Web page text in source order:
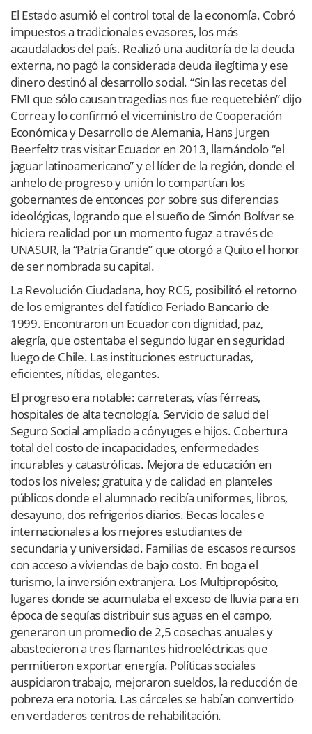
El Estado asumió el control total de la economía. Cobró
impuestos a tradicionales evasores, los más
acaudalados del país. Realizó una auditoría de la deuda
externa, no pagó la considerada deuda ilegítima y ese
dinero destinó al desarrollo social. “Sin las recetas del
FMI que sólo causan tragedias nos fue requetebién” dijo
Correa y lo confirmó el viceministro de Cooperación
Económica y Desarrollo de Alemania, Hans Jurgen
Beerfeltz tras visitar Ecuador en 2013, llamándolo “el
jaguar latinoamericano” y el líder de la región, donde el
anhelo de progreso y unión lo compartían los
gobernantes de entonces por sobre sus diferencias
ideológicas, logrando que el sueño de Simón Bolívar se
hiciera realidad por un momento fugaz a través de
UNASUR, la “Patria Grande” que otorgó a Quito el honor
de ser nombrada su capital.
La Revolución Ciudadana, hoy RC5, posibilitó el retorno
de los emigrantes del fatídico Feriado Bancario de
1999. Encontraron un Ecuador con dignidad, paz,
alegría, que ostentaba el segundo lugar en seguridad
luego de Chile. Las instituciones estructuradas,
eficientes, nítidas, elegantes.
El progreso era notable: carreteras, vías férreas,
hospitales de alta tecnología. Servicio de salud del
Seguro Social ampliado a cónyuges e hijos. Cobertura
total del costo de incapacidades, enfermedades
incurables y catastróficas. Mejora de educación en
todos los niveles; gratuita y de calidad en planteles
públicos donde el alumnado recibía uniformes, libros,
desayuno, dos refrigerios diarios. Becas locales e
internacionales a los mejores estudiantes de
secundaria y universidad. Familias de escasos recursos
con acceso a viviendas de bajo costo. En boga el
turismo, la inversión extranjera. Los Multipropósito,
lugares donde se acumulaba el exceso de lluvia para en
época de sequías distribuir sus aguas en el campo,
generaron un promedio de 2,5 cosechas anuales y
abastecieron a tres flamantes hidroeléctricas que
permitieron exportar energía. Políticas sociales
auspiciaron trabajo, mejoraron sueldos, la reducción de
pobreza era notoria. Las cárceles se habían convertido
en verdaderos centros de rehabilitación.